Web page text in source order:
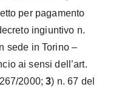
per pagamento
ingiuntivo n.
sede in Torino–
ai sensi dell’art.
2000;3) n. 67 del